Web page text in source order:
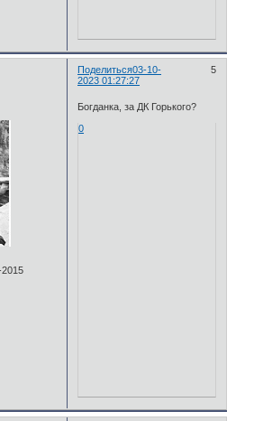
Поделиться 5
03-10-
2023 01:27:27
2015
Богданка, за ДК Горького?
0